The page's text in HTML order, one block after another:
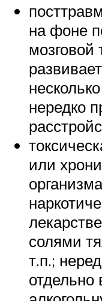
на фоне
мозговой
нередко
или
солями
т.п.;